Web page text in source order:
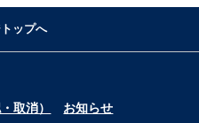
ップへ
取消）
お知らせ